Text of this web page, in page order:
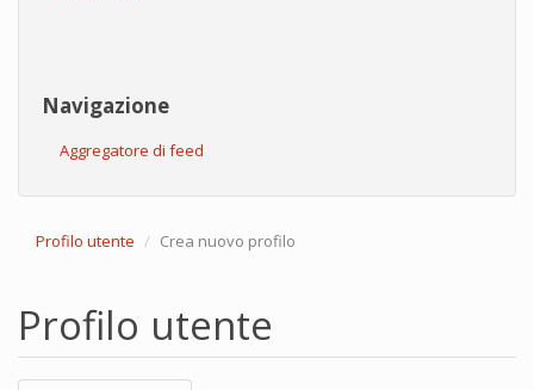
Navigazione
Aggregatore di feed
Profilo utente Crea nuovo profilo
Profilo utente